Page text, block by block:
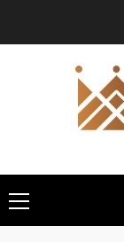
Primary
Menu